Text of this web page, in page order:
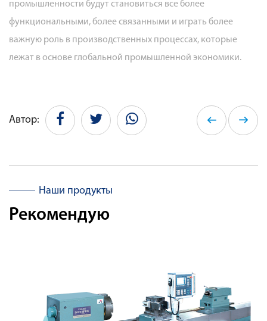
промышленности будут становиться все более
функциональными, более связанными и играть более
важную роль в производственных процессах, которые
лежат в основе глобальной промышленной экономики.
Автор:
Наши продукты
Рекомендую